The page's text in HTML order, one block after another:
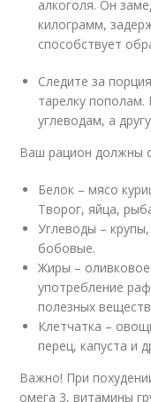
алкоголя. Он
килограмм,
способствует
Следите за
тарелку
углеводам, а
Ваш рацион должны
Белок – мясо
Творог, яйца,
Углеводы –
бобовые.
Жиры –
употребление
полезных
Клетчатка –
перец, капуста и
Важно! При
омега 3, витамины